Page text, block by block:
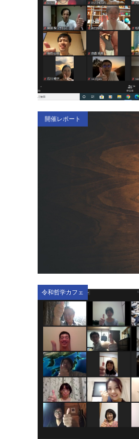
開催レポート
令和哲学カフェ